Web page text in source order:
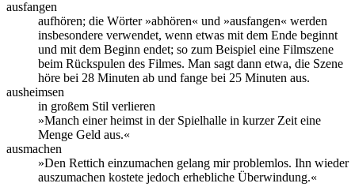
ausfangen
aufhören; die Wörter »abhören« und »ausfangen« werden
insbesondere verwendet, wenn etwas mit dem Ende beginnt
und mit dem Beginn endet; so zum Beispiel eine Filmszene
beim Rückspulen des Filmes. Man sagt dann etwa, die Szene
höre bei 28 Minuten ab und fange bei 25 Minuten aus.
ausheimsen
in großem Stil verlieren
»Manch einer heimst in der Spielhalle in kurzer Zeit eine
Menge Geld aus.«
ausmachen
»Den Rettich einzumachen gelang mir problemlos. Ihn wieder
auszumachen kostete jedoch erhebliche Überwindung.«